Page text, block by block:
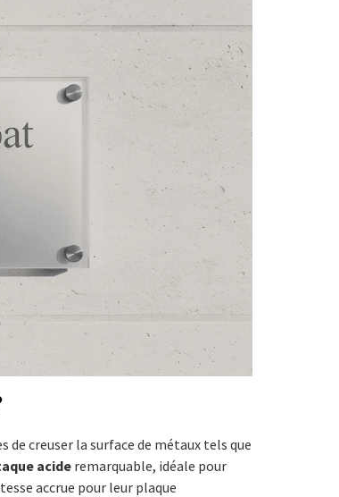
de creuser la surface de métaux tels que
acide remarquable, idéale pour
accrue pour leur plaque